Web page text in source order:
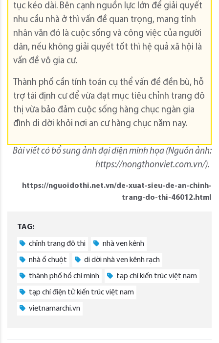
tục kéo dài. Bên cạnh nguồn lực lớn để giải quyết
nhu cầu nhà ở thì vấn đề quan trọng, mang tính
nhân văn đó là cuộc sống và công việc của người
dân, nếu không giải quyết tốt thì hệ quả xã hội là
vấn đề vô gia cư.
Thành phố cần tính toán cụ thể vấn đề đền bù, hỗ
trợ tái định cư để vừa đạt mục tiêu chỉnh trang đô
thị vừa bảo đảm cuộc sống hàng chục ngàn gia
đình di dời khỏi nơi an cư hàng chục năm nay.
Bài viết có bổ sung ảnh đại diện minh họa (Nguồn ảnh:
https://nongthonviet.com.vn/).
https://nguoidothi.net.vn/de-xuat-sieu-de-an-chinh-
trang-do-thi-46012.html
TAG:
chỉnh trang đô thị nhà ven kênh
nhà ổ chuột di dời nhà ven kênh rạch
thành phố hồ chí minh tạp chí kiến trúc việt nam
tạp chí điện tử kiến trúc việt nam
vietnamarchi.vn